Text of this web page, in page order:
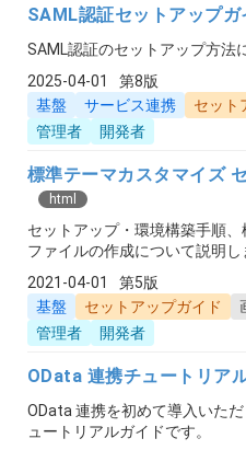
SAML認証セットアップガ
SAML認証のセットアップ方法
2025-04-01
第8版
基盤
サービス連携 セット
管理者
開発者
標準テーマカスタマイズ
html
セットアップ・環境構築手順
ファイルの作成について説明し
2021-04-01
第5版
基盤
セットアップガイド
管理者
開発者
OData 連携チュートリア
OData 連携を初めて導入いた
ュートリアルガイドです。